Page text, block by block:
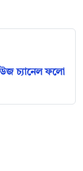
চ্যানেল ফলো